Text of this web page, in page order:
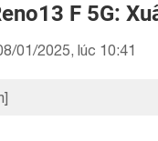
F 5G:
01/2025, lúc 10:41